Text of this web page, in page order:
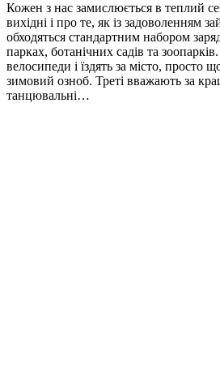
Кожен з нас замислюється в теплий
вихідні і про те, як із задоволенням
обходяться стандартним набором
парках, ботанічних садів та
велосипеди і їздять за місто, просто
зимовий озноб. Треті вважають за
танцювальні…